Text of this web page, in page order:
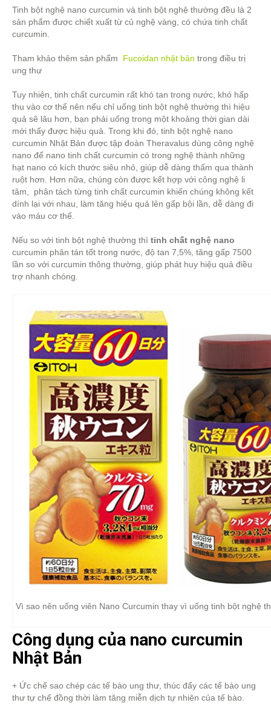
Tinh bột nghệ nano curcumin và tinh bột nghệ thường đều là 2
sản phẩm được chiết xuất từ củ nghệ vàng, có chứa tinh chất
curcumin.
Tham khảo thêm sản phẩm Fucoidan nhật bản trong điều trị
ung thư
Tuy nhiên, tinh chất curcumin rất khó tan trong nước, khó hấp
thu vào cơ thể nên nếu chỉ uống tinh bột nghệ thường thì hiệu
quả sẽ lâu hơn, bạn phải uống trong một khoảng thời gian dài
mới thấy được hiệu quả. Trong khi đó, tinh bột nghệ nano
curcumin Nhật Bản được tập đoàn Theravalus dùng công nghệ
nano để nano tinh chất curcumin có trong nghệ thành những
hạt nano có kích thước siêu nhỏ, giúp dễ dàng thấm qua thành
ruột hơn. Hơn nữa, chúng còn được kết hợp với công nghệ li
tâm, phân tách từng tinh chất curcumin khiến chúng không kết
dính lại với nhau, làm tăng hiệu quả lên gấp bội lần, dễ dàng đi
vào máu cơ thể.
Nếu so với tinh bột nghệ thường thì tinh chất nghệ nano
curcumin phân tán tốt trong nước, độ tan 7,5%, tăng gấp 7500
lần so với curcumin thông thường, giúp phát huy hiệu quả điều
trợ nhanh chóng.
Vì sao nên uống viên Nano Curcumin thay vì uống tinh bột nghệ
Công dụng của nano curcumin
Nhật Bản
+ Ức chế sao chép các tế bào ung thư, thúc đẩy các tế bào ung
thư tự chế đồng thời làm tăng miễn dịch tự nhiên của tế bào.